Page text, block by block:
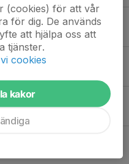
PÅ BJÄRKEVI!
(cookies) för att vår
för dig. De används
att hjälpa oss att
tjänster.
cookies
kakor